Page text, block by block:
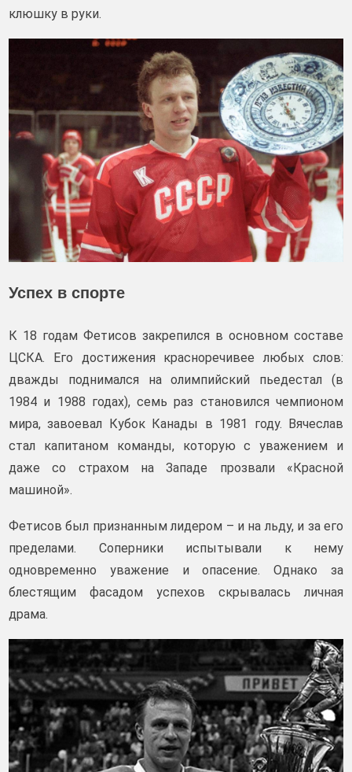
клюшку в руки.
Успех в спорте
К 18 годам Фетисов закрепился в основном составе
ЦСКА. Его достижения красноречивее любых слов:
дважды поднимался на олимпийский пьедестал (в
1984 и 1988 годах), семь раз становился чемпионом
мира, завоевал Кубок Канады в 1981 году. Вячеслав
стал капитаном команды, которую с уважением и
даже со страхом на Западе прозвали «Красной
машиной».
Фетисов был признанным лидером – и на льду, и за его
пределами. Соперники испытывали к нему
одновременно уважение и опасение. Однако за
блестящим фасадом успехов скрывалась личная
драма.